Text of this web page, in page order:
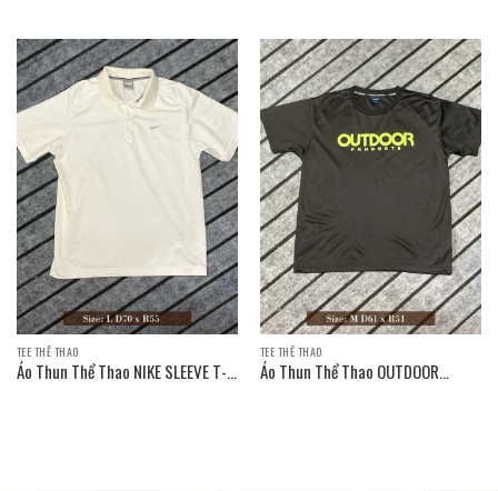
TEE THỂ THAO
Áo Thun Thể Thao NIKE SLEEVE T-
TEE THỂ THAO
Áo Thun Thể Thao OUTDOOR